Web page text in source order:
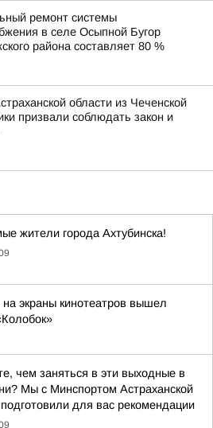
ремонт системы
в селе Осыпной Бугор
района составляет 80 %
области из Чеченской
призвали соблюдать закон и
жители города Ахтубинска!
экраны кинотеатров вышел
чем заняться в эти выходные в
Мы с Минспортом Астраханской
для вас рекомендации